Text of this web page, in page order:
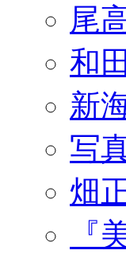
尾
和
新
写
畑
『